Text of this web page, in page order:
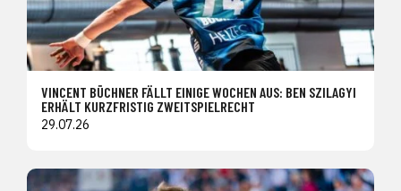
VINCENT BÜCHNER FÄLLT EINIGE WOCHEN AUS: BEN SZILAGYI
ERHÄLT KURZFRISTIG ZWEITSPIELRECHT
29.07.26